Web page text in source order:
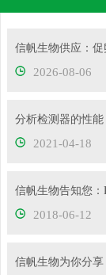
2026-08-06
分析检测器的性能
2021-04-18
2018-06-12